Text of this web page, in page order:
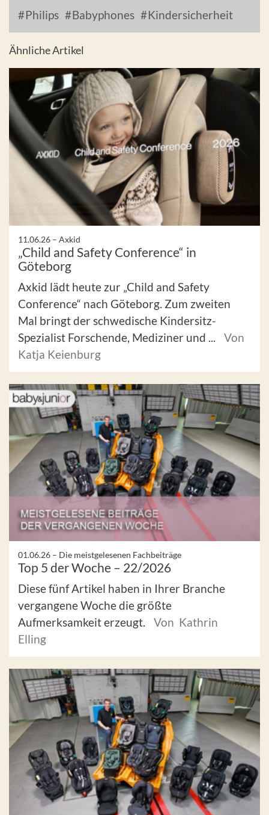
Philips Babyphones Kindersicherheit
Ähnliche Artikel
11.06.26 – Axkid
„Child and Safety Conference“ in
Göteborg
Axkid lädt heute zur „Child and Safety
Conference“ nach Göteborg. Zum zweiten
Mal bringt der schwedische Kindersitz-
Spezialist Forschende, Mediziner und ...
Von
Katja Keienburg
01.06.26 – Die meistgelesenen Fachbeiträge
Top 5 der Woche – 22/2026
Diese fünf Artikel haben in Ihrer Branche
vergangene Woche die größte
Aufmerksamkeit erzeugt.
Von Kathrin
Elling